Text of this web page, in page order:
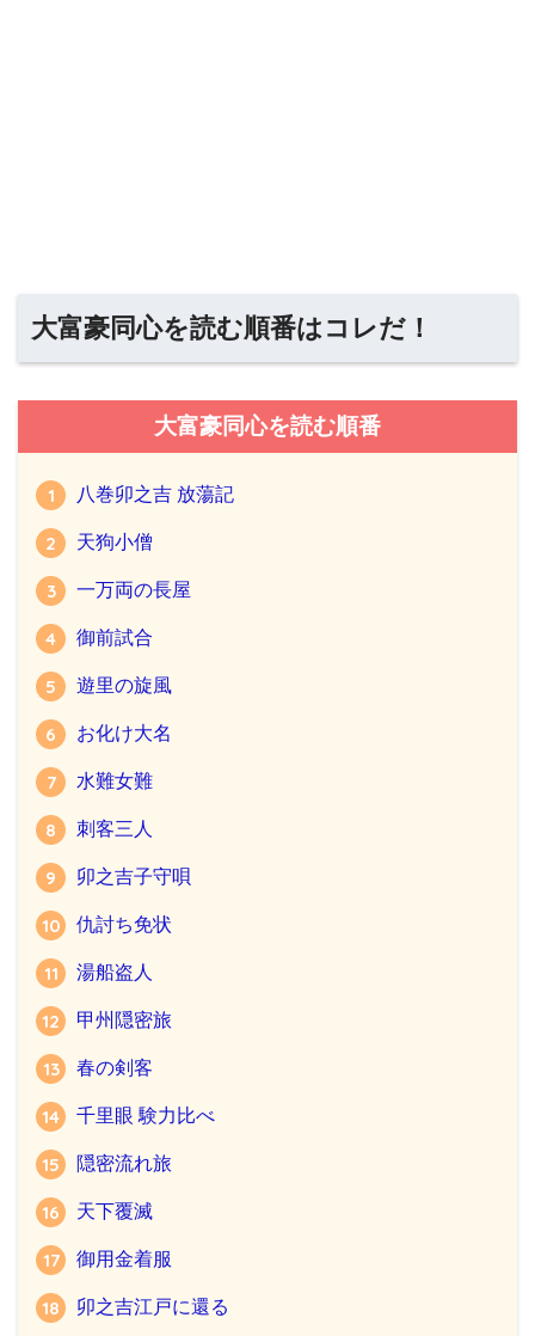
大富豪同心を読む順番はコレだ！
大富豪同心を読む順番
八巻卯之吉 放蕩記
天狗小僧
一万両の長屋
御前試合
遊里の旋風
お化け大名
水難女難
刺客三人
卯之吉子守唄
仇討ち免状
湯船盗人
甲州隠密旅
春の剣客
千里眼 験力比べ
隠密流れ旅
天下覆滅
御用金着服
卯之吉江戸に還る